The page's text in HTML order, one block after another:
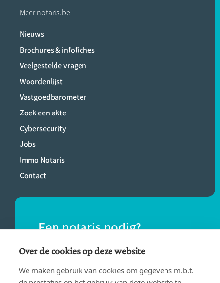
Meer notaris.be
Nieuws
Brochures & infofiches
Veelgestelde vragen
Woordenlijst
Vastgoedbarometer
Zoek een akte
Cybersecurity
Jobs
Immo Notaris
Contact
Een notaris nodig?
Vind eenvoudig een notaris bij jou in de
buurt.
Over de cookies op deze website
We maken gebruik van cookies om gegevens m.b.t.